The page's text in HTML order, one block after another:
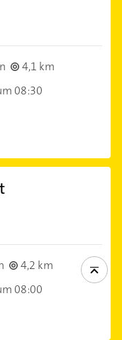
4,1 km
08:30
4,2 km
08:00